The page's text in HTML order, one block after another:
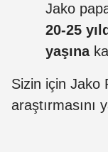
Jako
20-25
yaşına
Sizin için Jako